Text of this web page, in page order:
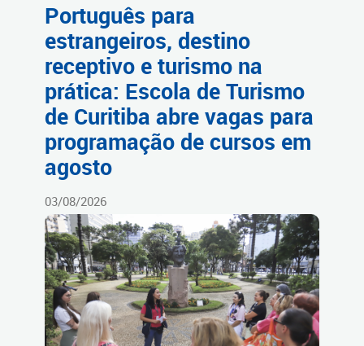
Português para
estrangeiros, destino
receptivo e turismo na
prática: Escola de Turismo
de Curitiba abre vagas para
programação de cursos em
agosto
03/08/2026